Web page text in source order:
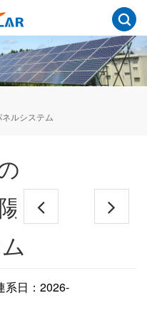
ルシステム
系日：2026-